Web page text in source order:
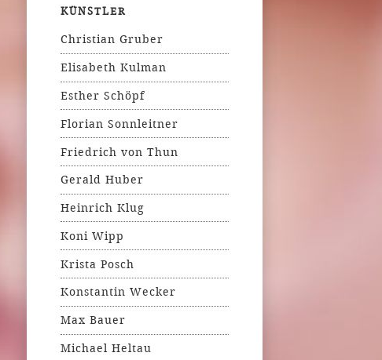
KÜNSTLER
Christian Gruber
Elisabeth Kulman
Esther Schöpf
Florian Sonnleitner
Friedrich von Thun
Gerald Huber
Heinrich Klug
Koni Wipp
Krista Posch
Konstantin Wecker
Max Bauer
Michael Heltau